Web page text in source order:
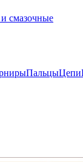
смазочные
ПальцыЦепи